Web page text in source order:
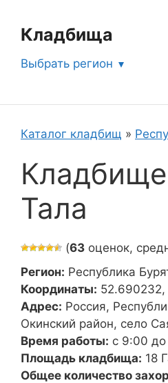
содержимому
Кладбища
Выбрать регион
Каталог кладбищ »
Тала
(63 оценок,
Регион: Республика
Координаты:
Адрес: Россия,
Окинский район, село
Время работы: с 9:00 до
Площадь кладбища: 18
Общее количество